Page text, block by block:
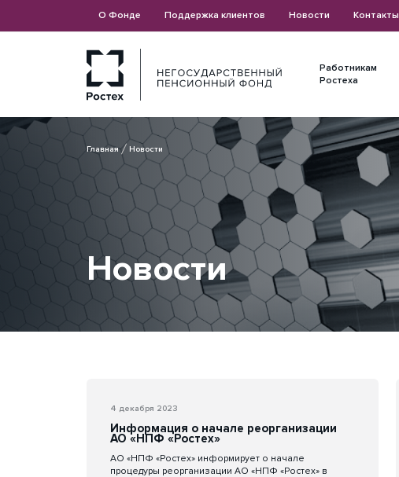
О Фонде Поддержка клиентов Новости Контакты
Работникам
Ростеха
Главная Новости
Новости
4 декабря 2023
Информация о начале реорганизации
АО «НПФ «Ростех»
АО «НПФ «Ростех» информирует о начале
процедуры реорганизации АО «НПФ «Ростех» в